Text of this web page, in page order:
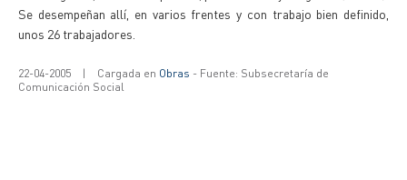
Se desempeñan allí, en varios frentes y con trabajo bien definido,
unos 26 trabajadores.
22-04-2005 | Cargada en Obras - Fuente: Subsecretaría de
Comunicación Social